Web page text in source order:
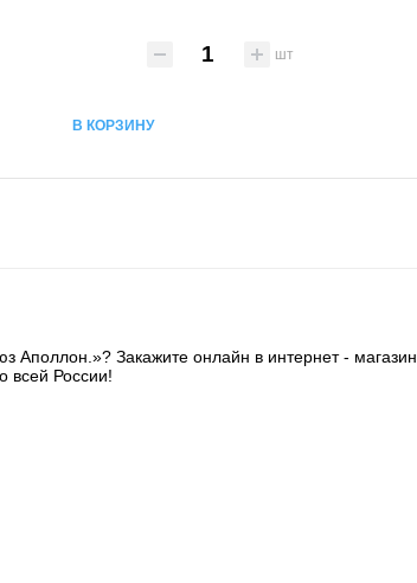
шт
В КОРЗИНУ
Аполлон.»? Закажите онлайн в интернет -
всей России!